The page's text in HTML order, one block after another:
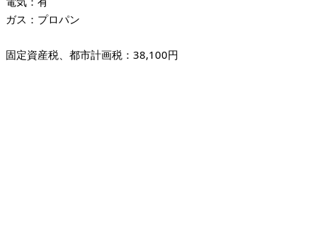
ガス：プロパン
固定資産税、都市計画税：38,100円